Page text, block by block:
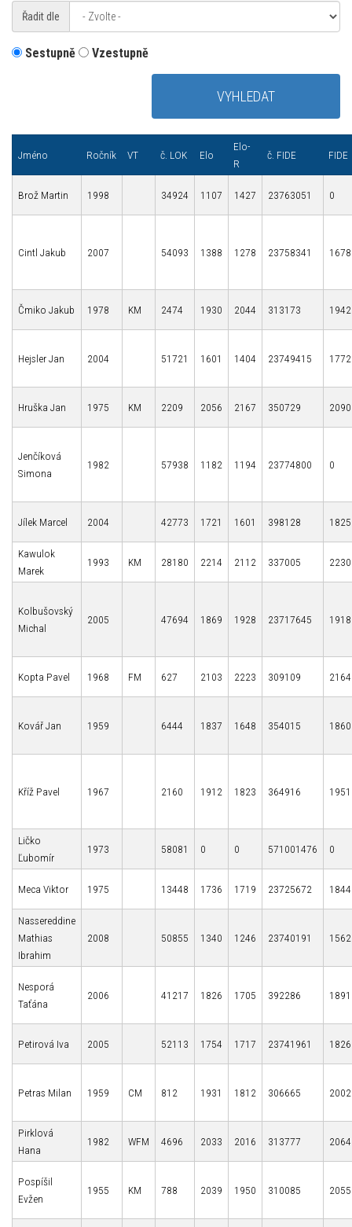
Řazení
dle:
Řadit dle
Sestupně Vzestupně
VYHLEDAT
Jméno Ročník VT č. LOK Elo
Elo-
R
č. FIDE FIDE
Brož Martin 1998 34924 1107 1427 23763051 0
Cintl Jakub 2007 54093 1388 1278 23758341 1678
Čmiko Jakub 1978 KM 2474 1930 2044 313173 1942
Hejsler Jan 2004 51721 1601 1404 23749415 1772
Hruška Jan 1975 KM 2209 2056 2167 350729 2090
Jenčíková
Simona
1982 57938 1182 1194 23774800 0
Jílek Marcel 2004 42773 1721 1601 398128 1825
Kawulok
Marek
1993 KM 28180 2214 2112 337005 2230
Kolbušovský
Michal
2005 47694 1869 1928 23717645 1918
Kopta Pavel 1968 FM 627 2103 2223 309109 2164
Kovář Jan 1959 6444 1837 1648 354015 1860
Kříž Pavel 1967 2160 1912 1823 364916 1951
Ličko
Ľubomír
1973 58081 0 0 571001476 0
Meca Viktor 1975 13448 1736 1719 23725672 1844
Nassereddine
Mathias
Ibrahim
2008 50855 1340 1246 23740191 1562
Nesporá
Taťána
2006 41217 1826 1705 392286 1891
Petirová Iva 2005 52113 1754 1717 23741961 1826
Petras Milan 1959 CM 812 1931 1812 306665 2002
Pirklová
Hana
1982 WFM 4696 2033 2016 313777 2064
Pospíšil
Evžen
1955 KM 788 2039 1950 310085 2055